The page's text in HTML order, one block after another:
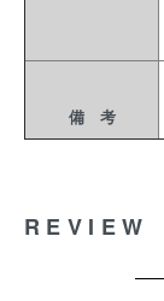
備 考
REVIEW